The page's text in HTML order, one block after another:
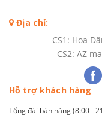
Địa chỉ:
CS1: Hoa
CS2: AZ
Hỗ trợ khách hàng
Tổng đài bán hàng (8:00 -